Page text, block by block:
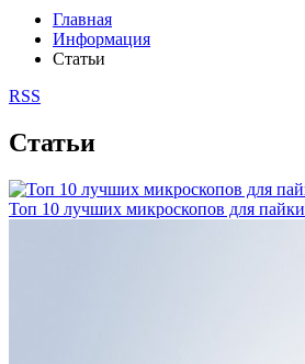
Главная
Информация
Статьи
RSS
Статьи
Топ 10 лучших микроскопов для пайки